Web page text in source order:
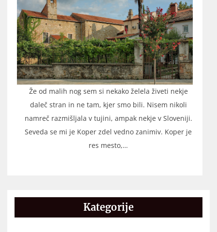
Že od malih nog sem si nekako želela živeti nekje
daleč stran in ne tam, kjer smo bili. Nisem nikoli
namreč razmišljala v tujini, ampak nekje v Sloveniji.
Seveda se mi je Koper zdel vedno zanimiv. Koper je
res mesto,…
Kategorije